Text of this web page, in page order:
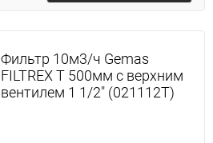
Фильтр 10м3/ч Gemas
FILTREX T 500мм с верхним
вентилем 1 1/2" (021112T)